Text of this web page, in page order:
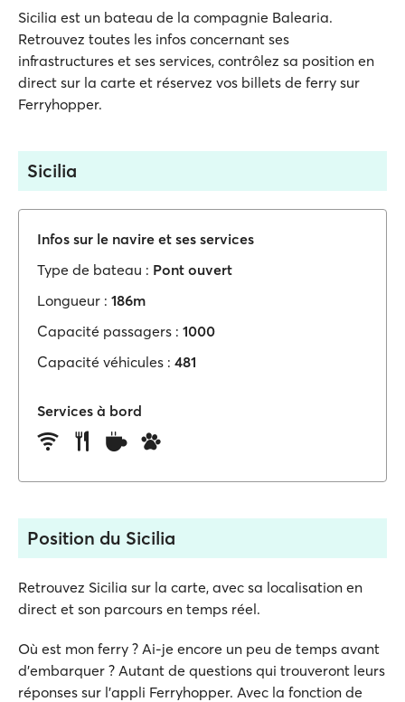
Sicilia est un bateau de la compagnie Balearia.
Retrouvez toutes les infos concernant ses
infrastructures et ses services, contrôlez sa position en
direct sur la carte et réservez vos billets de ferry sur
Ferryhopper.
Sicilia
Infos sur le navire et ses services
Type de bateau : Pont ouvert
Longueur : 186m
Capacité passagers : 1000
Capacité véhicules : 481
Services à bord
Position du Sicilia
Retrouvez Sicilia sur la carte, avec sa localisation en
direct et son parcours en temps réel.
Où est mon ferry ? Ai-je encore un peu de temps avant
d'embarquer ? Autant de questions qui trouveront leurs
réponses sur l'appli Ferryhopper. Avec la fonction de